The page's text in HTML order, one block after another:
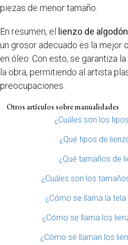
piezas de menor tamaño.
En resumen, el lienzo de
un grosor adecuado es la mejor
en óleo. Con esto, se garantiza
la obra, permitiendo al artista
preocupaciones.
Otros artículos sobre manualidades
¿Cuáles son los
¿Qué tipos de
¿Qué tamaños de
¿Cuáles son los
¿Cómo se llama la
¿Cómo se llama los
¿Cómo se llaman los